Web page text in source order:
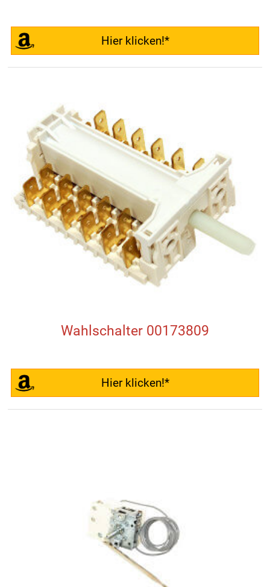
Hier klicken!*
Wahlschalter 00173809
Hier klicken!*